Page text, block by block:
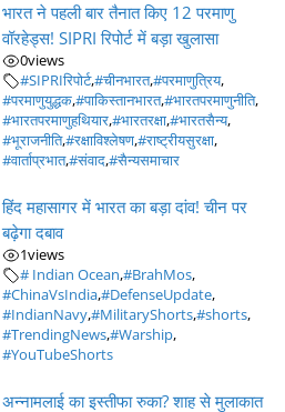
भारत ने पहली बार तैनात किए 12 परमाणु
वॉरहेड्स! SIPRI रिपोर्ट में बड़ा खुलासा
0views
#SIPRIरिपोर्ट,#चीनभारत,#परमाणुत्रिय,
#परमाणुयुद्धक,#पाकिस्तानभारत,#भारतपरमाणुनीति,
#भारतपरमाणुहथियार,#भारतरक्षा,#भारतसैन्य,
#भूराजनीति,#रक्षाविश्लेषण,#राष्ट्रीयसुरक्षा,
#वार्ताप्रभात,#संवाद,#सैन्यसमाचार
हिंद महासागर में भारत का बड़ा दांव! चीन पर
बढ़ेगा दबाव
1views
# Indian Ocean,#BrahMos,
#ChinaVsIndia,#DefenseUpdate,
#IndianNavy,#MilitaryShorts,#shorts,
#TrendingNews,#Warship,
#YouTubeShorts
अन्नामलाई का इस्तीफा रुका? शाह से मुलाकात